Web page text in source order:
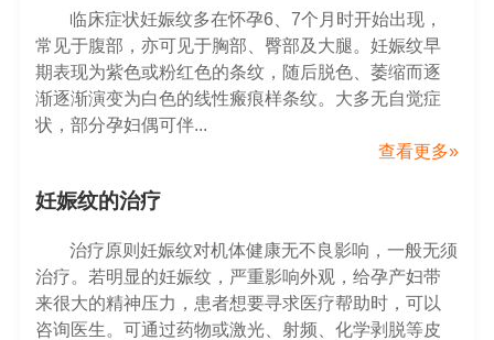
临床症状妊娠纹多在怀孕6、7个月时开始出现，
常见于腹部，亦可见于胸部、臀部及大腿。妊娠纹早
期表现为紫色或粉红色的条纹，随后脱色、萎缩而逐
渐逐渐演变为白色的线性瘢痕样条纹。大多无自觉症
状，部分孕妇偶可伴...
查看更多»
妊娠纹的治疗
治疗原则妊娠纹对机体健康无不良影响，一般无须
治疗。若明显的妊娠纹，严重影响外观，给孕产妇带
来很大的精神压力，患者想要寻求医疗帮助时，可以
咨询医生。可通过药物或激光、射频、化学剥脱等皮